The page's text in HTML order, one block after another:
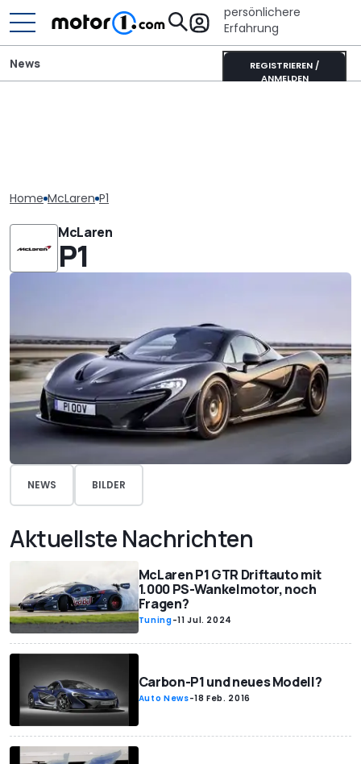
persönlichere
Erfahrung
REGISTRIEREN /
ANMELDEN
News
Home McLaren P1
McLaren
P1
NEWS BILDER
Aktuellste Nachrichten
McLaren P1 GTR Driftauto mit
1.000 PS-Wankelmotor, noch
Fragen?
Tuning-11 Jul. 2024
Carbon-P1 und neues Modell?
Auto News-18 Feb. 2016